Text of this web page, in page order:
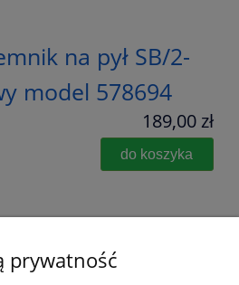
na pył SB/2-
model 578694
189,00 zł
do koszyka
prywatność